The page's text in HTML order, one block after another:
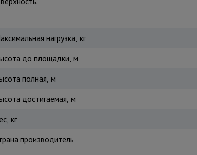
нагрузка, кг
до площадки, м
полная, м
достигаемая, м
кг
производитель